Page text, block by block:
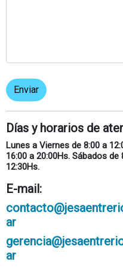
Enviar
Días y horarios de
Lunes a Viernes de 8:00 a
16:00 a 20:00Hs. Sábados de
12:30Hs.
E-mail:
ar
ar